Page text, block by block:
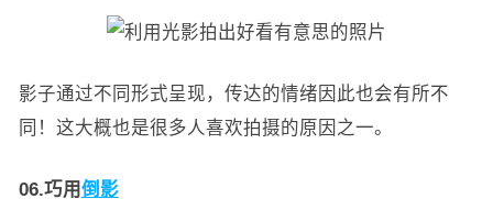
影子通过不同形式呈现，传达的情绪因此也会有所不
同！这大概也是很多人喜欢拍摄的原因之一。
06.巧用倒影